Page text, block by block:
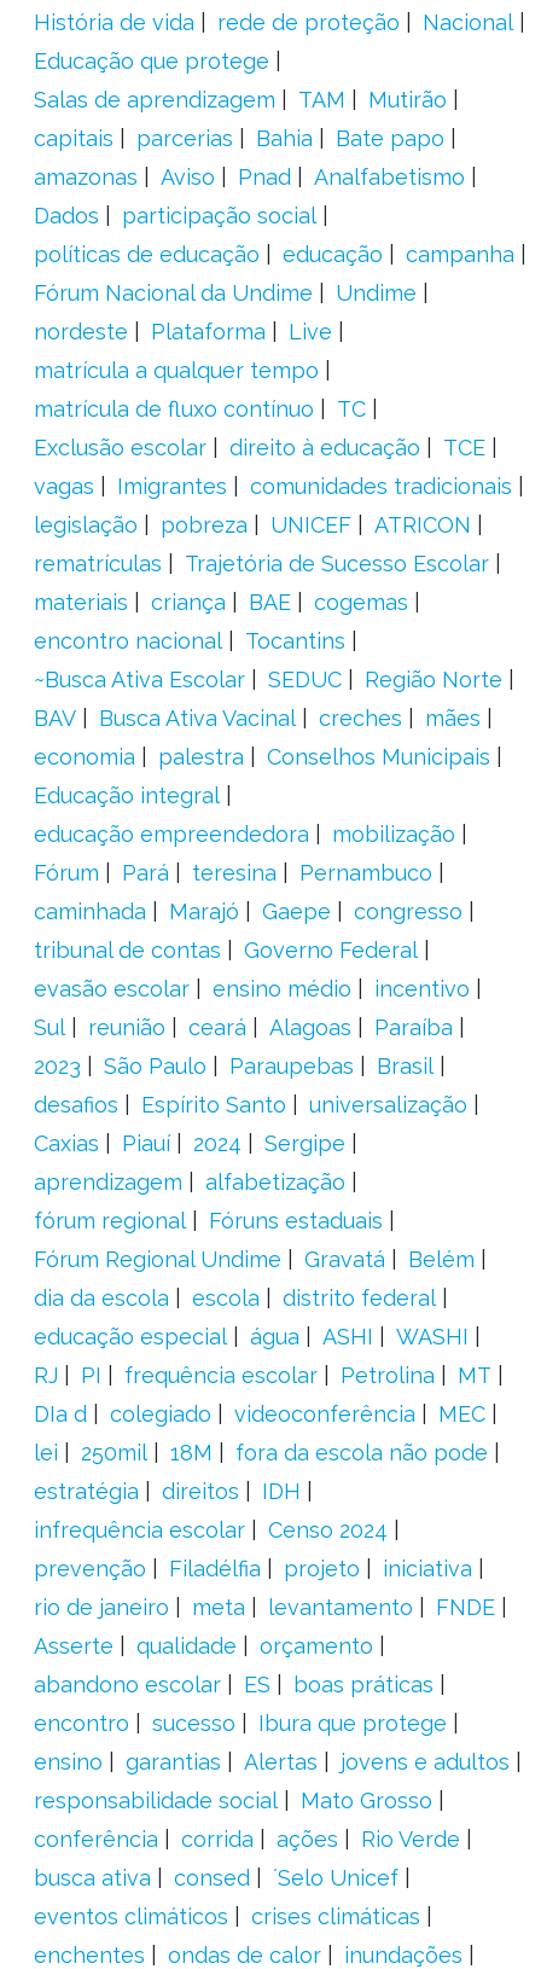
História de vida rede de proteção
Nacional
Educação que protege
Salas de aprendizagem
TAM
Mutirão
capitais
parcerias Bahia
Bate papo
amazonas
Aviso Pnad
Analfabetismo
Dados
participação social
políticas de educação
educação
campanha
Fórum Nacional da Undime
Undime
nordeste
Plataforma
Live
matrícula a qualquer tempo
matrícula de fluxo contínuo
TC
Exclusão escolar
direito à educação
TCE
vagas
Imigrantes
comunidades tradicionais
legislação
pobreza UNICEF
ATRICON
rematrículas
Trajetória de Sucesso Escolar
materiais
criança BAE
cogemas
encontro nacional
Tocantins
~Busca Ativa Escolar
SEDUC
Região Norte
BAV
Busca Ativa Vacinal creches
mães
economia
palestra
Conselhos Municipais
Educação integral
educação empreendedora
mobilização
Fórum
Pará teresina
Pernambuco
caminhada
Marajó Gaepe
congresso
tribunal de contas
Governo Federal
evasão escolar
ensino médio
incentivo
Sul
reunião ceará Alagoas
Paraíba
2023
São Paulo Paraupebas
Brasil
desafios
Espírito Santo
universalização
Caxias
Piauí 2024
Sergipe
aprendizagem
alfabetização
fórum regional
Fóruns estaduais
Fórum Regional Undime
Gravatá
Belém
dia da escola
escola
distrito federal
educação especial
água ASHI
WASHI
RJ
PI frequência escolar Petrolina
MT
DIa d
colegiado videoconferência
MEC
lei
250mil 18M
fora da escola não pode
estratégia
direitos
IDH
infrequência escolar
Censo 2024
prevenção
Filadélfia projeto
iniciativa
rio de janeiro
meta levantamento
FNDE
Asserte
qualidade
orçamento
abandono escolar
ES
boas práticas
encontro
sucesso
Ibura que protege
ensino
garantias Alertas
jovens e adultos
responsabilidade social
Mato Grosso
conferência
corrida ações
Rio Verde
busca ativa
consed
´Selo Unicef
eventos climáticos
crises climáticas
enchentes
ondas de calor
inundações